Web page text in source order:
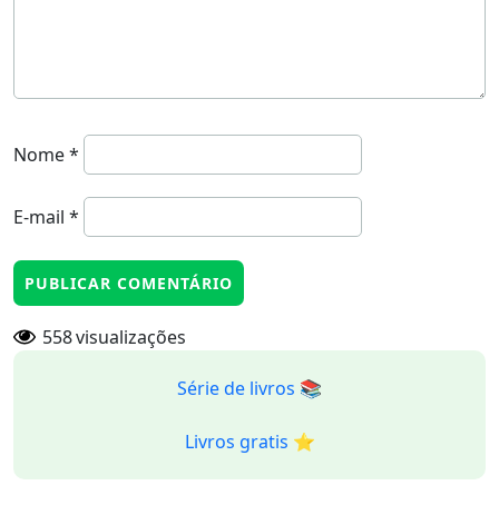
Nome*
E-mail *
558visualizações
Série de livros 📚
Livros gratis ⭐️